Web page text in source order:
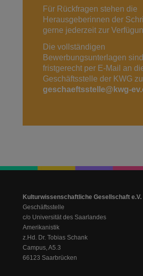
Für Rückfragen stehen die
Herausgeberinnen der
gerne jederzeit zur
Die vollständigen
Bewerbungsunterlagen sind
fristgerecht per E-Mail an
Geschäftsstelle der KWG
geschaeftsstelle@kwg-
Kulturwissenschaftliche Gesellschaft e.V.
Geschäftsstelle
c/o Universität des Saarlandes
Amerikanistik
z.Hd. Dr. Tobias Schank
Campus, A5.3
66123 Saarbrücken